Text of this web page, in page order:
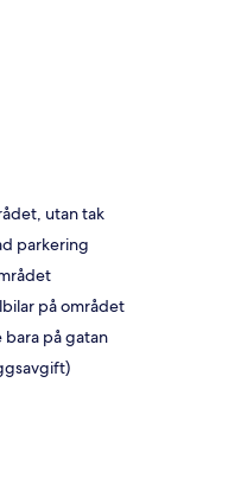
utan tak
parkering
på området
på gatan